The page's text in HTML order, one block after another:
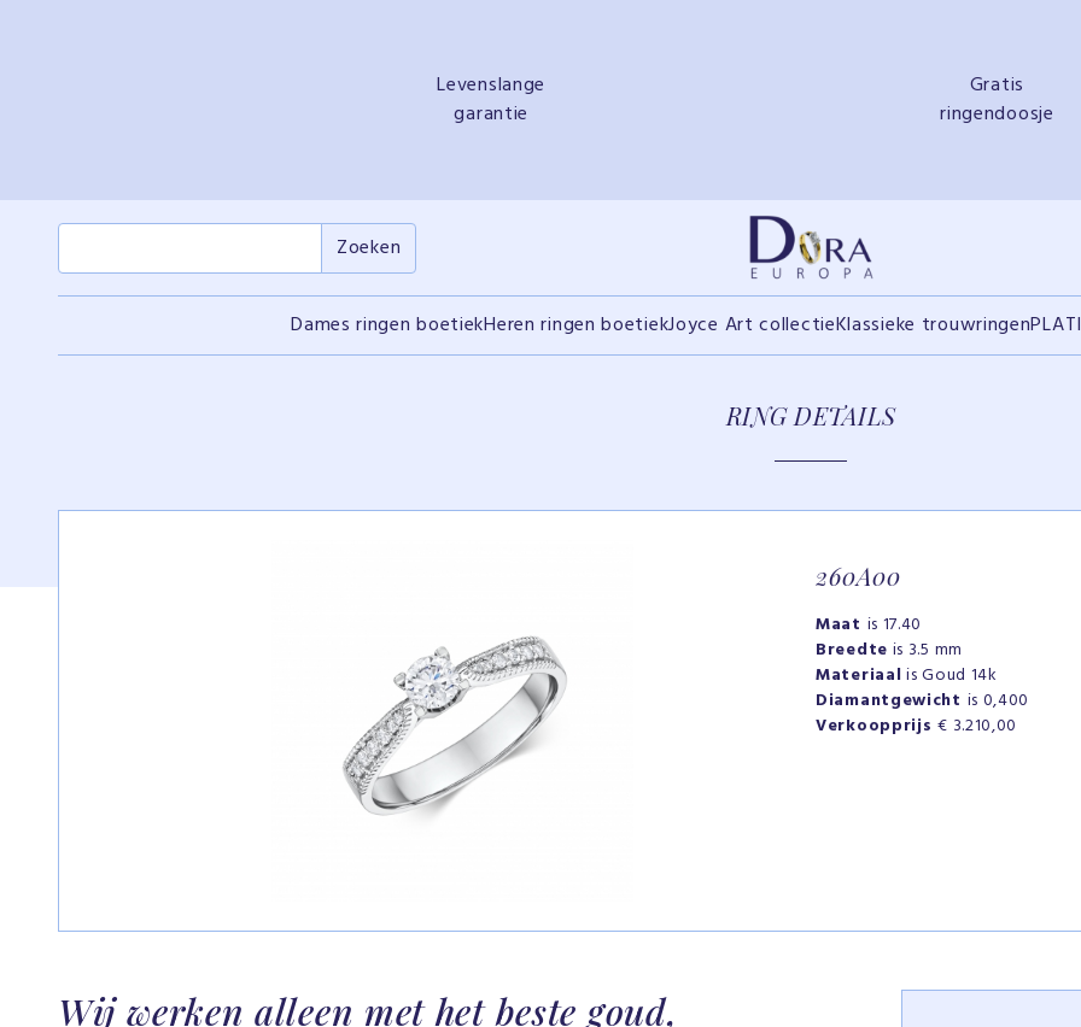
Levenslange
garantie
Gratis
ringendoosje
Dames ringen boetiekHeren ringen boetiekJoyce Art collectieKlassieke trouwringen
RING DETAILS
260A00
Maat is 17.40
Breedte is 3.5 mm
Materiaalis Goud 14k
Diamantgewicht is 0,400
Verkoopprijs€ 3.210,00
Wij werken alleen met het beste goud,